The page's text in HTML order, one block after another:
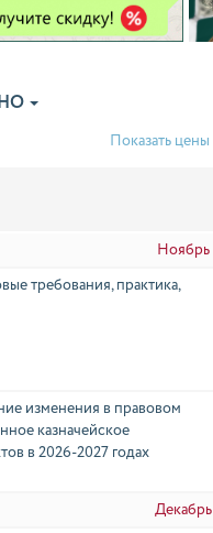
Показать цены
Ноябрь
требования, практика,
изменения в правовом
казначейское
в 2026-2027 годах
Декабрь